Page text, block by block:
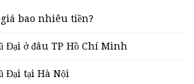
bao nhiêu tiền?
Đại ở đâu TP Hồ Chí Minh
Đại tại Hà Nội